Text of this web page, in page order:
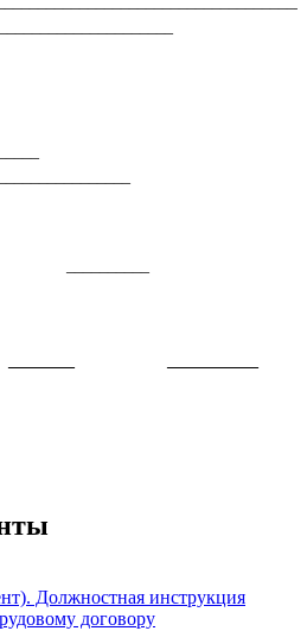
Должностная инструкция
договору